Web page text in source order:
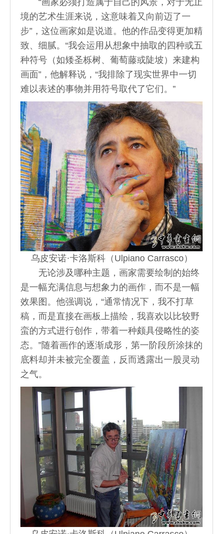
“画家必须打造属于自己的风景，对于无止
境的艺术生涯来说，这意味着又向前迈了一
步”，这位画家如是说道。他的作品变得更加精
致、细腻。“我会运用从想象中抽取的四种或五
种符号（如矮圣栎树、葡萄藤或陡坡）来建构
画面”，他解释说，“我排除了现实世界中一切
难以表述的事物并用符号取代了它们。”
乌皮安诺·卡洛斯科（Ulpiano Carrasco）
无论涉及哪种主题，画家需要绘制的始终
是一幅充满信息与想象力的画作，而不是一幅
效果图。他强调说，“通常情况下，我不打草
稿，而是直接在画板上描绘，我喜欢以比较野
蛮的方式进行创作，带着一种颇具侵略性的姿
态。”随着画作的逐渐成形，第一阶段所涂抹的
底料却并未被完全覆盖，反而透露出一股灵动
之气。